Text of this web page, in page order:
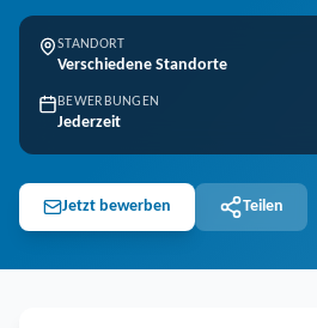
STANDORT
Verschiedene Standorte
BEWERBUNGEN
Jederzeit
Jetzt bewerben Teilen